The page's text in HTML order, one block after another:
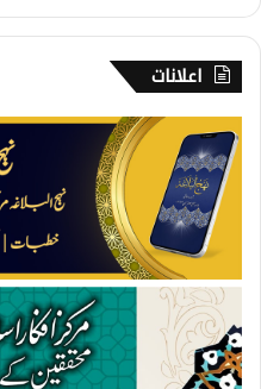
اعلانات